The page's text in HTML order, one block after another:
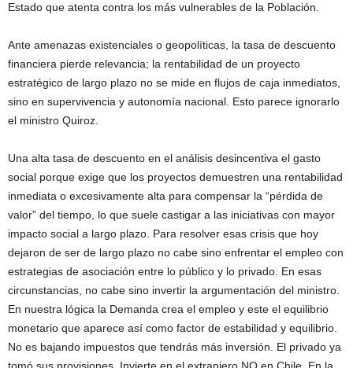
Estado que atenta contra los más vulnerables de la Población.
Ante amenazas existenciales o geopolíticas, la tasa de descuento
financiera pierde relevancia; la rentabilidad de un proyecto
estratégico de largo plazo no se mide en flujos de caja inmediatos,
sino en supervivencia y autonomía nacional. Esto parece ignorarlo
el ministro Quiroz.
Una alta tasa de descuento en el análisis desincentiva el gasto
social porque exige que los proyectos demuestren una rentabilidad
inmediata o excesivamente alta para compensar la “pérdida de
valor” del tiempo, lo que suele castigar a las iniciativas con mayor
impacto social a largo plazo. Para resolver esas crisis que hoy
dejaron de ser de largo plazo no cabe sino enfrentar el empleo con
estrategias de asociación entre lo público y lo privado. En esas
circunstancias, no cabe sino invertir la argumentación del ministro.
En nuestra lógica la Demanda crea el empleo y este el equilibrio
monetario que aparece así como factor de estabilidad y equilibrio.
No es bajando impuestos que tendrás más inversión. El privado ya